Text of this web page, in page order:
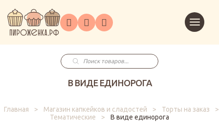
ГлавнаяКаталог
на
заказ
Праздники
Корпоративным
клиентам
в
корзину
Поиск
товаров
В ВИДЕ ЕДИНОРОГА
Главная > Магазин капкейков и сладостей > Торты на заказ
>
Тематические
> В виде единорога